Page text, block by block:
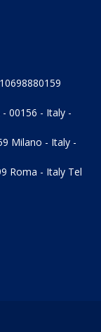
00156 - Italy -
Milano - Italy -
Roma - Italy Tel